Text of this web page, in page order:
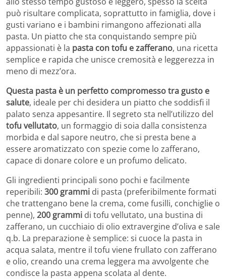
può risultare complicata, soprattutto in famiglia, dove i
gusti variano e i bambini rimangono affezionati alla
pasta. Un piatto che sta conquistando sempre più
appassionati è la pasta con tofu e zafferano, una ricetta
semplice e rapida che unisce cremosità e leggerezza in
meno di mezz’ora.
Questa pasta è un perfetto compromesso tra gusto e
salute, ideale per chi desidera un piatto che soddisfi il
palato senza appesantire. Il segreto sta nell’utilizzo del
tofu vellutato, un formaggio di soia dalla consistenza
morbida e dal sapore neutro, che si presta bene a
essere aromatizzato con spezie come lo zafferano,
capace di donare colore e un profumo delicato.
Gli ingredienti principali sono pochi e facilmente
reperibili: 300 grammi di pasta (preferibilmente formati
che trattengano bene la crema, come fusilli, conchiglie o
penne), 200 grammi di tofu vellutato, una bustina di
zafferano, un cucchiaio di olio extravergine d’oliva e sale
q.b. La preparazione è semplice: si cuoce la pasta in
acqua salata, mentre il tofu viene frullato con zafferano
e olio, creando una crema leggera ma avvolgente che
condisce la pasta appena scolata al dente.